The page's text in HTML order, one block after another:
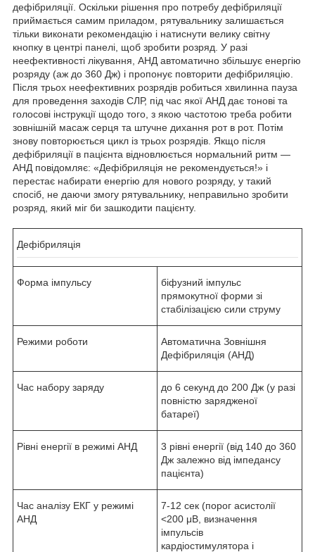
дефібриляції. Оскільки рішення про потребу дефібриляції
приймається самим приладом, рятувальнику залишається
тільки виконати рекомендацію і натиснути велику світну
кнопку в центрі панелі, щоб зробити розряд. У разі
неефективності лікування, АНД автоматично збільшує енергію
розряду (аж до 360 Дж) і пропонує повторити дефібриляцію.
Після трьох неефективних розрядів робиться хвилинна пауза
для проведення заходів СЛР, під час якої АНД дає тонові та
голосові інструкції щодо того, з якою частотою треба робити
зовнішній масаж серця та штучне дихання рот в рот. Потім
знову повторюється цикл із трьох розрядів. Якщо після
дефібриляції в пацієнта відновлюється нормальний ритм —
АНД повідомляє: «Дефібриляція не рекомендується!» і
перестає набирати енергію для нового розряду, у такий
спосіб, не даючи змогу рятувальнику, неправильно зробити
розряд, який міг би зашкодити пацієнту.
Дефібриляція
Форма імпульсу
біфузний імпульс
прямокутної форми зі
стабілізацією сили струму
Режими роботи
Автоматична Зовнішня
Дефібриляція (АНД)
Час набору заряду
до 6 секунд до 200 Дж (у разі
повністю зарядженої
батареї)
Рівні енергії в режимі АНД
3 рівні енергії (від 140 до 360
Дж залежно від імпедансу
пацієнта)
Час аналізу ЕКГ у режимі
АНД
7-12 сек (порог асистолії
<200 μВ, визначення
імпульсів
кардіостимулятора і